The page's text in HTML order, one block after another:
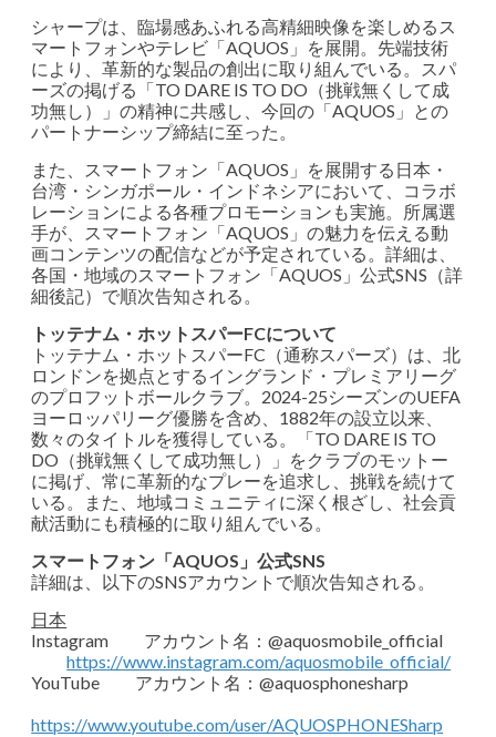
シャープは、臨場感あふれる高精細映像を楽しめるス
マートフォンやテレビ「AQUOS」を展開。先端技術
により、革新的な製品の創出に取り組んでいる。スパ
ーズの掲げる「TO DARE IS TO DO（挑戦無くして成
功無し）」の精神に共感し、今回の「AQUOS」との
パートナーシップ締結に至った。
また、スマートフォン「AQUOS」を展開する日本・
台湾・シンガポール・インドネシアにおいて、コラボ
レーションによる各種プロモーションも実施。所属選
手が、スマートフォン「AQUOS」の魅力を伝える動
画コンテンツの配信などが予定されている。詳細は、
各国・地域のスマートフォン「AQUOS」公式SNS（詳
細後記）で順次告知される。
トッテナム・ホットスパーFCについて
トッテナム・ホットスパーFC（通称スパーズ）は、北
ロンドンを拠点とするイングランド・プレミアリーグ
のプロフットボールクラブ。2024-25シーズンのUEFA
ヨーロッパリーグ優勝を含め、1882年の設立以来、
数々のタイトルを獲得している。「TO DARE IS TO
DO（挑戦無くして成功無し）」をクラブのモットー
に掲げ、常に革新的なプレーを追求し、挑戦を続けて
いる。また、地域コミュニティに深く根ざし、社会貢
献活動にも積極的に取り組んでいる。
スマートフォン「AQUOS」公式SNS
詳細は、以下のSNSアカウントで順次告知される。
日本
Instagram アカウント名：@aquosmobile_official
https://www.instagram.com/aquosmobile_official/
YouTube アカウント名：@aquosphonesharp
https://www.youtube.com/user/AQUOSPHONESharp